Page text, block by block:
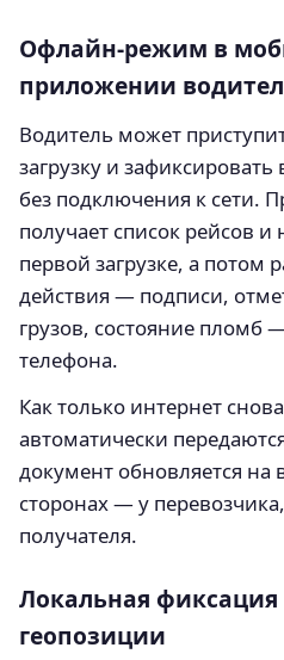
Офлайн-режим в
приложении
Водитель может
загрузку и
без подключения к сети.
получает список рейсов
первой загрузке, а потом
действия — подписи,
грузов, состояние пломб
телефона.
Как только интернет
автоматически
документ обновляется на
сторонах — у
получателя.
Локальная
геопозиции